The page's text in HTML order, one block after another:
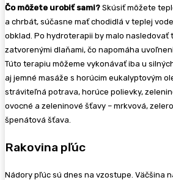
Čo môžete urobiť sami? Skúsiť môžete
a chrbát, súčasne mať chodidlá v teplej
obklad. Po hydroterapii by malo nasledovať
zatvorenými dlaňami, čo napomáha
Túto terapiu môžeme vykonávať iba u
aj jemné masáže s horúcim eukalyptovým
stráviteľná potrava, horúce polievky,
ovocné a zeleninové šťavy – mrkvová,
špenátová šťava.
Rakovina pľúc
Nádory pľúc sú dnes na vzostupe. Väčšina